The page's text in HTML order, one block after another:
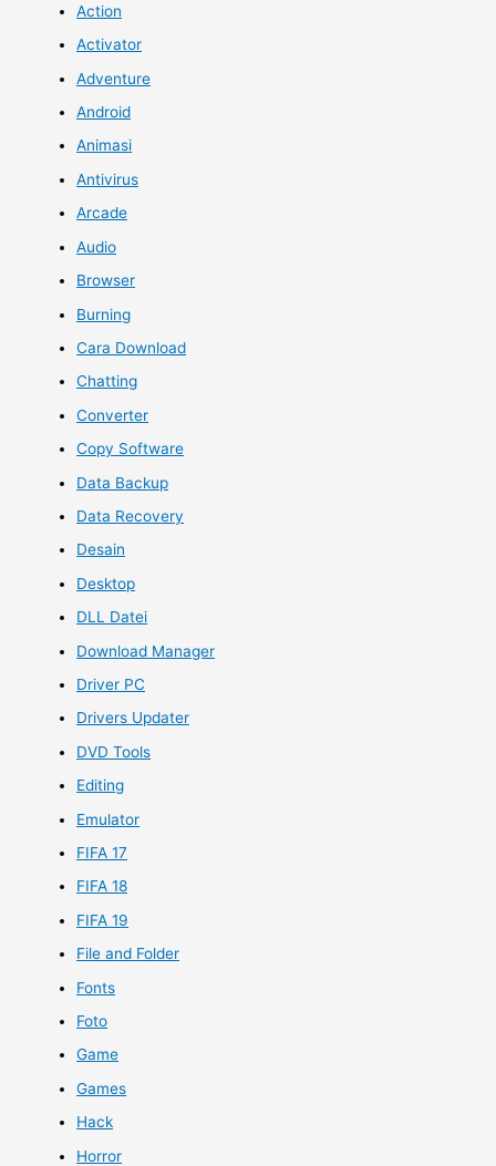
Action
Activator
Adventure
Android
Animasi
Antivirus
Arcade
Audio
Browser
Burning
Cara Download
Chatting
Converter
Copy Software
Data Backup
Data Recovery
Desain
Desktop
DLL Datei
Download Manager
Driver PC
Drivers Updater
DVD Tools
Editing
Emulator
FIFA 17
FIFA 18
FIFA 19
File and Folder
Fonts
Foto
Game
Games
Hack
Horror